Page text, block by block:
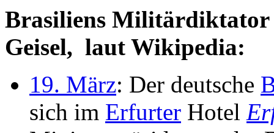
Brasiliens Militärdiktator
Geisel, laut Wikipedia:
19. März: Der deutsche
sich im Erfurter Hotel